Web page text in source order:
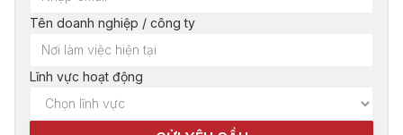
Tên doanh nghiệp / công ty
Lĩnh vực hoạt động